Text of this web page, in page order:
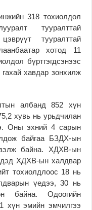
318 тохиолдол
тууралттай
тууралттай
хотод 11
бүртгэгдсэнээс
хавдар зонхилж
албанд 852 хүн
хувь нь урьдчилан
Оны эхний 4 сарын
байгаа БЗДХ-ын
байна. ХДХВ-ын
ХДХВ-ын халдвар
тохиолдлоос 18 нь
үедээ, 30 нь
байна. Одоогийн
хүн эмийн эмчилгээ